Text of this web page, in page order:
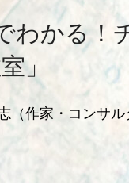
わかる！
」
（作家・コンサル